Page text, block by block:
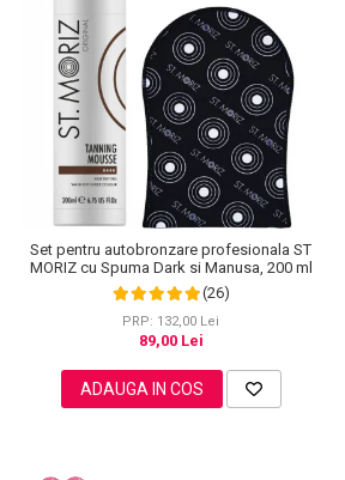
Set pentru autobronzare profesionala ST
MORIZ cu Spuma Dark si Manusa, 200 ml
(26)
PRP: 132,00 Lei
89,00 Lei
ADAUGA IN COS